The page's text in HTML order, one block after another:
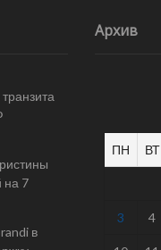
на 7
в
Архив
ПН ВТ
3 4